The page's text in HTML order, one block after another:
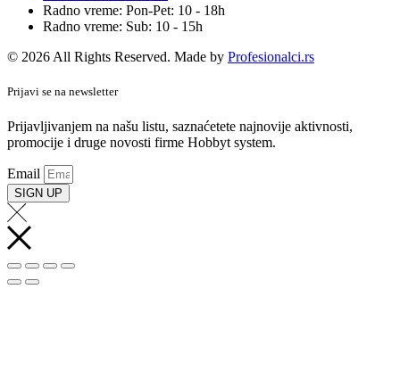
Radno vreme: Pon-Pet: 10 - 18h
Radno vreme: Sub: 10 - 15h
© 2026 All Rights Reserved. Made by Profesionalci.rs
Prijavi se na newsletter
Prijavljivanjem na našu listu, saznaćetete najnovije aktivnosti,
promocije i druge novosti firme Hobbyt system.
Email
SIGN UP